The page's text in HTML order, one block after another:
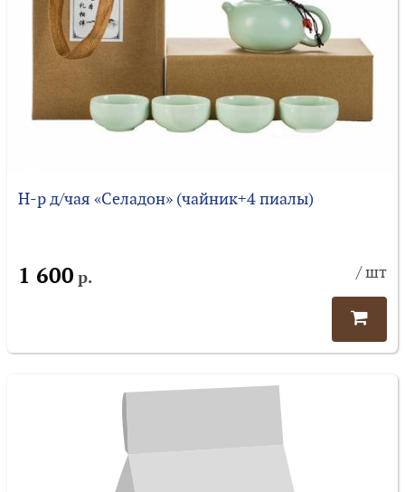
Н-р д/чая «Селадон» (чайник+4 пиалы)
1 600 р. / шт